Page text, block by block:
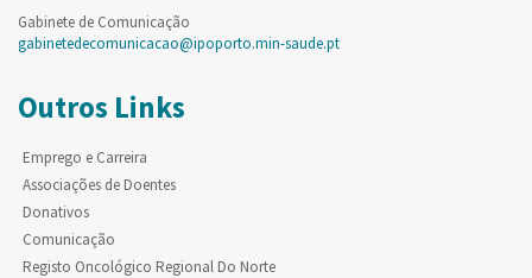
Gabinete de Comunicação
gabinetedecomunicacao@ipoporto.min-saude.pt
Outros Links
Emprego e Carreira
Associações de Doentes
Donativos
Comunicação
Registo Oncológico Regional Do Norte